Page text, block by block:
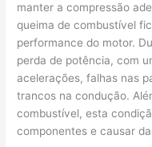
manter a compressão
queima de combustível
performance do motor.
perda de potência, com
acelerações, falhas nas
trancos na condução.
combustível, esta
componentes e causar